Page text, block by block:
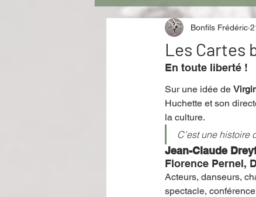
Idées Sorties
Événement Validé par
Offre spéciale Annuaire
Les Cartes
Bonfils Frédéric
En toute liberté !
Sur une idée de
Huchette et son
la culture.
C’est une histoire
Jean-Claude
Florence Pernel,
Acteurs, danseurs,
spectacle,